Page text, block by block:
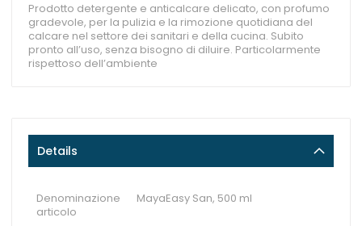
Prodotto detergente e anticalcare delicato, con profumo
gradevole, per la pulizia e la rimozione quotidiana del
calcare nel settore dei sanitari e della cucina. Subito
pronto all’uso, senza bisogno di diluire. Particolarmente
rispettoso dell’ambiente
Details
Denominazione
articolo
MayaEasy San, 500 ml